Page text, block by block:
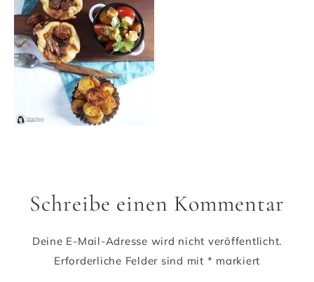
Schreibe einen Kommentar
Deine E-Mail-Adresse wird nicht veröffentlicht.
Erforderliche Felder sind mit * markiert